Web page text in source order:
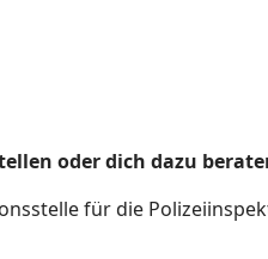
oder dich dazu
für die